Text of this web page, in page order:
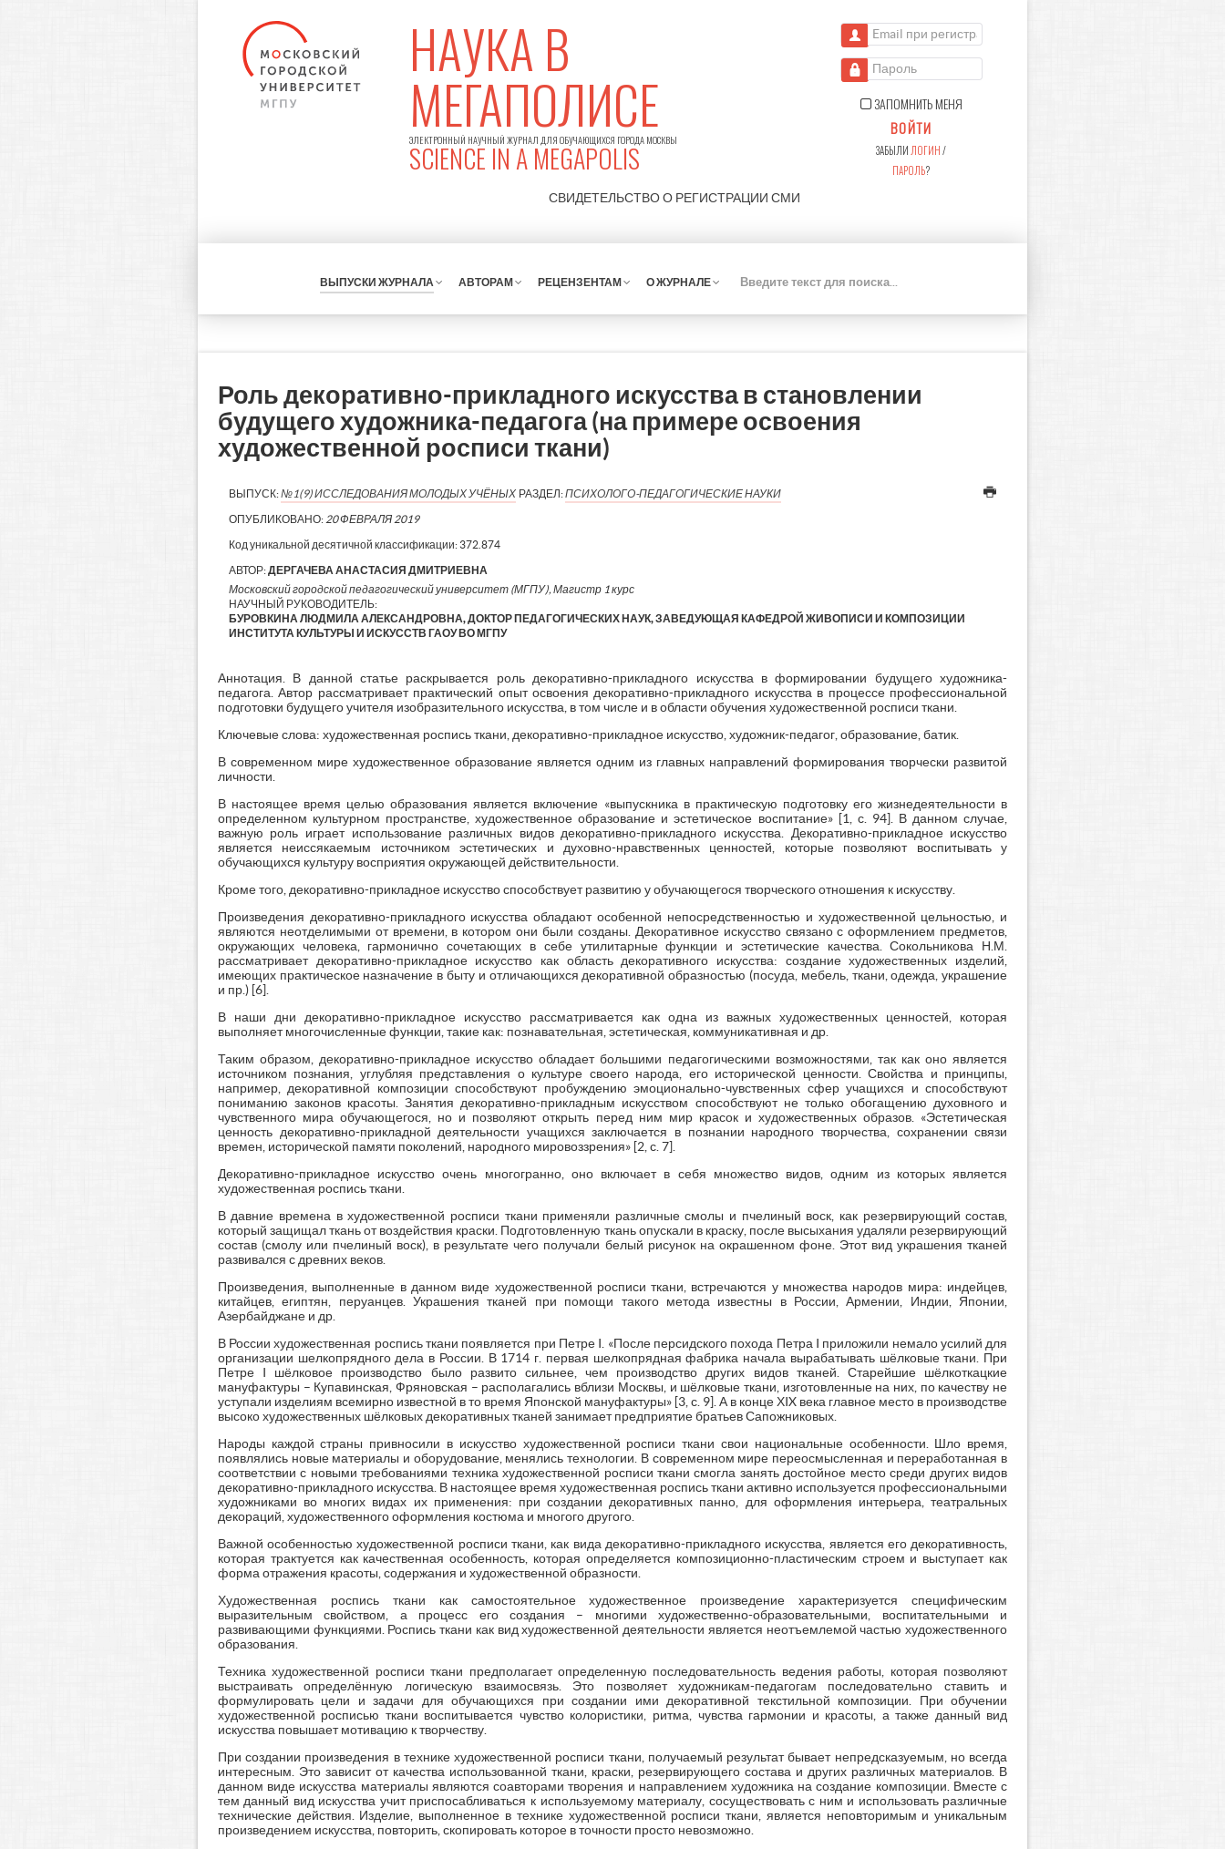
НАУКА В
МЕГАПОЛИСЕ
ЭЛЕКТРОННЫЙ НАУЧНЫЙ ЖУРНАЛ ДЛЯ ОБУЧАЮЩИХСЯ ГОРОДА МОСКВЫ
SCIENCE IN A MEGAPOLIS
СВИДЕТЕЛЬСТВО О РЕГИСТРАЦИИ СМИ
Email при регистрации
Пароль
ЗАПОМНИТЬ МЕНЯ
ВОЙТИ
ЗАБЫЛИ ЛОГИН/
ПАРОЛЬ?
ВЫПУСКИ ЖУРНАЛА АВТОРАМ РЕЦЕНЗЕНТАМ О ЖУРНАЛЕ
К
Роль декоративно-прикладного искусства в становлении
будущего художника-педагога (на примере освоения
художественной росписи ткани)
ВЫПУСК:№1(9) ИССЛЕДОВАНИЯ МОЛОДЫХ УЧЁНЫХ РАЗДЕЛ:ПСИХОЛОГО-ПЕДАГОГИЧЕСКИЕ НАУКИ
ОПУБЛИКОВАНО: 20 ФЕВРАЛЯ 2019
Код уникальной десятичной классификации: 372.874
АВТОР:ДЕРГАЧЕВА АНАСТАСИЯ ДМИТРИЕВНА
Московский городской педагогический университет (МГПУ), Магистр 1 курс
НАУЧНЫЙ РУКОВОДИТЕЛЬ:
БУРОВКИНА ЛЮДМИЛА АЛЕКСАНДРОВНА, ДОКТОР ПЕДАГОГИЧЕСКИХ НАУК, ЗАВЕДУЮЩАЯ КАФЕДРОЙ ЖИВОПИСИ И КОМПОЗИЦИИ
ИНСТИТУТА КУЛЬТУРЫ И ИСКУССТВ ГАОУ ВО МГПУ
Аннотация. В данной статье раскрывается роль декоративно-прикладного искусства в формировании будущего художника-
педагога. Автор рассматривает практический опыт освоения декоративно-прикладного искусства в процессе профессиональной
подготовки будущего учителя изобразительного искусства, в том числе и в области обучения художественной росписи ткани.
Ключевые слова: художественная роспись ткани, декоративно-прикладное искусство, художник-педагог, образование, батик.
В современном мире художественное образование является одним из главных направлений формирования творчески развитой
личности.
В настоящее время целью образования является включение «выпускника в практическую подготовку его жизнедеятельности в
определенном культурном пространстве, художественное образование и эстетическое воспитание» [1, с. 94]. В данном случае,
важную роль играет использование различных видов декоративно-прикладного искусства. Декоративно-прикладное искусство
является неиссякаемым источником эстетических и духовно-нравственных ценностей, которые позволяют воспитывать у
обучающихся культуру восприятия окружающей действительности.
Кроме того, декоративно-прикладное искусство способствует развитию у обучающегося творческого отношения к искусству.
Произведения декоративно-прикладного искусства обладают особенной непосредственностью и художественной цельностью, и
являются неотделимыми от времени, в котором они были созданы. Декоративное искусство связано с оформлением предметов,
окружающих человека, гармонично сочетающих в себе утилитарные функции и эстетические качества. Сокольникова Н.М.
рассматривает декоративно-прикладное искусство как область декоративного искусства: создание художественных изделий,
имеющих практическое назначение в быту и отличающихся декоративной образностью (посуда, мебель, ткани, одежда, украшение
и пр.) [6].
В наши дни декоративно-прикладное искусство рассматривается как одна из важных художественных ценностей, которая
выполняет многочисленные функции, такие как: познавательная, эстетическая, коммуникативная и др.
Таким образом, декоративно-прикладное искусство обладает большими педагогическими возможностями, так как оно является
источником познания, углубляя представления о культуре своего народа, его исторической ценности. Свойства и принципы,
например, декоративной композиции способствуют пробуждению эмоционально-чувственных сфер учащихся и способствуют
пониманию законов красоты. Занятия декоративно-прикладным искусством способствуют не только обогащению духовного и
чувственного мира обучающегося, но и позволяют открыть перед ним мир красок и художественных образов. «Эстетическая
ценность декоративно-прикладной деятельности учащихся заключается в познании народного творчества, сохранении связи
времен, исторической памяти поколений, народного мировоззрения» [2, с. 7].
Декоративно-прикладное искусство очень многогранно, оно включает в себя множество видов, одним из которых является
художественная роспись ткани.
В давние времена в художественной росписи ткани применяли различные смолы и пчелиный воск, как резервирующий состав,
который защищал ткань от воздействия краски. Подготовленную ткань опускали в краску, после высыхания удаляли резервирующий
состав (смолу или пчелиный воск), в результате чего получали белый рисунок на окрашенном фоне. Этот вид украшения тканей
развивался с древних веков.
Произведения, выполненные в данном виде художественной росписи ткани, встречаются у множества народов мира: индейцев,
китайцев, египтян, перуанцев. Украшения тканей при помощи такого метода известны в России, Армении, Индии, Японии,
Азербайджане и др.
В России художественная роспись ткани появляется при Петре I. «После персидского похода Петра I приложили немало усилий для
организации шелкопрядного дела в России. В 1714 г. первая шелкопрядная фабрика начала вырабатывать шёлковые ткани. При
Петре I шёлковое производство было развито сильнее, чем производство других видов тканей. Старейшие шёлкоткацкие
мануфактуры – Купавинская, Фряновская – располагались вблизи Москвы, и шёлковые ткани, изготовленные на них, по качеству не
уступали изделиям всемирно известной в то время Японской мануфактуры» [3, с. 9]. А в конце ХIX века главное место в производстве
высоко художественных шёлковых декоративных тканей занимает предприятие братьев Сапожниковых.
Народы каждой страны привносили в искусство художественной росписи ткани свои национальные особенности. Шло время,
появлялись новые материалы и оборудование, менялись технологии. В современном мире переосмысленная и переработанная в
соответствии с новыми требованиями техника художественной росписи ткани смогла занять достойное место среди других видов
декоративно-прикладного искусства. В настоящее время художественная роспись ткани активно используется профессиональными
художниками во многих видах их применения: при создании декоративных панно, для оформления интерьера, театральных
декораций, художественного оформления костюма и многого другого.
Важной особенностью художественной росписи ткани, как вида декоративно-прикладного искусства, является его декоративность,
которая трактуется как качественная особенность, которая определяется композиционно-пластическим строем и выступает как
форма отражения красоты, содержания и художественной образности.
Художественная роспись ткани как самостоятельное художественное произведение характеризуется специфическим
выразительным свойством, а процесс его создания – многими художественно-образовательными, воспитательными и
развивающими функциями. Роспись ткани как вид художественной деятельности является неотъемлемой частью художественного
образования.
Техника художественной росписи ткани предполагает определенную последовательность ведения работы, которая позволяют
выстраивать определённую логическую взаимосвязь. Это позволяет художникам-педагогам последовательно ставить и
формулировать цели и задачи для обучающихся при создании ими декоративной текстильной композиции. При обучении
художественной росписью ткани воспитывается чувство колористики, ритма, чувства гармонии и красоты, а также данный вид
искусства повышает мотивацию к творчеству.
При создании произведения в технике художественной росписи ткани, получаемый результат бывает непредсказуемым, но всегда
интересным. Это зависит от качества использованной ткани, краски, резервирующего состава и других различных материалов. В
данном виде искусства материалы являются соавторами творения и направлением художника на создание композиции. Вместе с
тем данный вид искусства учит приспосабливаться к используемому материалу, сосуществовать с ним и использовать различные
технические действия. Изделие, выполненное в технике художественной росписи ткани, является неповторимым и уникальным
произведением искусства, повторить, скопировать которое в точности просто невозможно.